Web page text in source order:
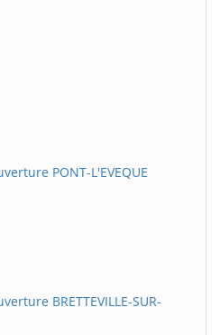
PONT-L'EVEQUE
BRETTEVILLE-SUR-